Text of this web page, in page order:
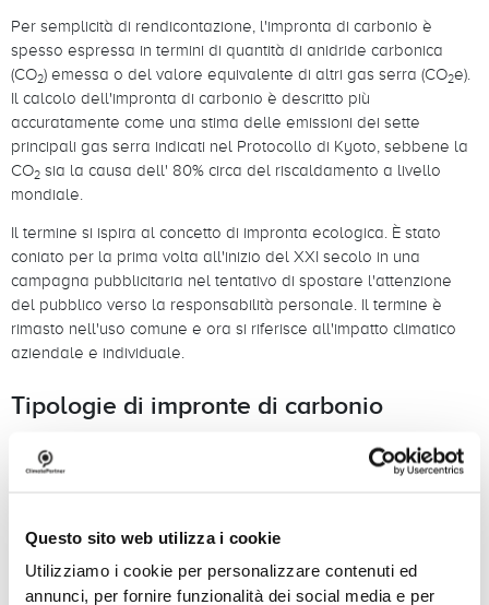
Questo sito web utilizza i cookie
Utilizziamo i cookie per personalizzare contenuti ed
annunci, per fornire funzionalità dei social media e per
Per semplicità di rendicontazione, l'impronta di carbonio è
spesso espressa in termini di quantità di anidride carbonica
(CO2) emessa o del valore equivalente di altri gas serra (CO2e).
Il calcolo dell'impronta di carbonio è descritto più
accuratamente come una stima delle emissioni dei sette
principali gas serra indicati nel Protocollo di Kyoto, sebbene la
CO2 sia la causa dell' 80% circa del riscaldamento a livello
mondiale.
Il termine si ispira al concetto di impronta ecologica. È stato
coniato per la prima volta all'inizio del XXI secolo in una
campagna pubblicitaria nel tentativo di spostare l'attenzione
del pubblico verso la responsabilità personale. Il termine è
rimasto nell'uso comune e ora si riferisce all'impatto climatico
aziendale e individuale.
Tipologie di impronte di carbonio
Il primo calcolatore dell'impronta di carbonio personale è stato
pubblicato da BP nel 2004, prendendo le informazioni di base
Da allora si è assistito a una spinta verso la responsabilità
climatica delle aziende, da cui è nata l'idea di calcolare le
impronte di carbonio dei prodotti e delle aziende.